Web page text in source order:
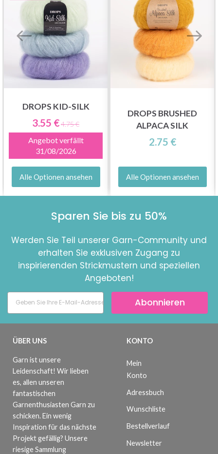
DROPS KID-SILK
3.55 €4.75 €
Angebot verfällt
31/08/2026
Alle Optionen ansehen
DROPS BRUSHED
ALPACA SILK
2.75 €
Alle Optionen ansehen
Sparen Sie bis zu 50%
Werden Sie Teil unserer Garn-Community und
erhalten Sie exklusiven Zugang zu
inspirierenden Strickmustern und speziellen
Angeboten!
Abonnieren
ÜBER UNS
Garn ist unsere
Leidenschaft! Wir lieben
es, allen unseren
fantastischen
Garnenthusiasten Garn zu
schicken. Ein wenig
Inspiration für das nächste
Projekt gefällig? Unsere
riesige Sammlung
KONTO
Mein
Konto
Adressbuch
Wunschliste
Bestellverlauf
Newsletter